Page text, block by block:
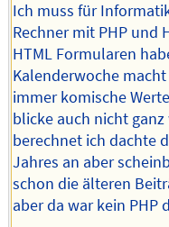
Ich muss für
Rechner mit PHP und
HTML Formularen
Kalenderwoche
immer komische
blicke auch nicht
berechnet ich dachte
Jahres an aber
schon die älteren
aber da war kein PHP